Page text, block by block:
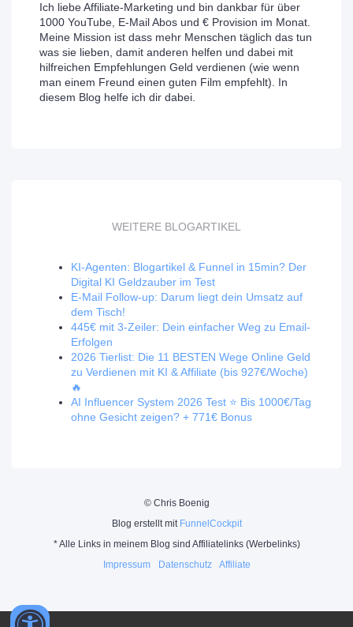
Ich liebe Affiliate-Marketing und bin dankbar für über
1000 YouTube, E-Mail Abos und € Provision im Monat.
Meine Mission ist dass mehr Menschen täglich das tun
was sie lieben, damit anderen helfen und dabei mit
hilfreichen Empfehlungen Geld verdienen (wie wenn
man einem Freund einen guten Film empfehlt). In
diesem Blog helfe ich dir dabei.
WEITERE BLOGARTIKEL
KI-Agenten: Blogartikel & Funnel in 15min? Der
Digital KI Geldzauber im Test
E-Mail Follow-up: Darum liegt dein Umsatz auf
dem Tisch!
445€ mit 3-Zeiler: Dein einfacher Weg zu Email-
Erfolgen
2026 Tierlist: Die 11 BESTEN Wege Online Geld
zu Verdienen mit KI & Affiliate (bis 927€/Woche)
🔥
AI Influencer System 2026 Test ⭐️ Bis 1000€/Tag
ohne Gesicht zeigen? + 771€ Bonus
© Chris Boenig
Blog erstellt mit FunnelCockpit
* Alle Links in meinem Blog sind Affiliatelinks (Werbelinks)
Impressum- Datenschutz Affiliate